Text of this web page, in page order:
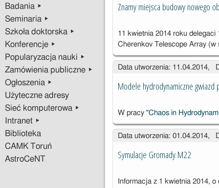
Badania ▸
Seminaria ▸
Szkoła doktorska ▸
Konferencje ▸
Popularyzacja nauki ▸
Zamówienia publiczne ▸
Ogłoszenia ▸
Użyteczne adresy
Sieć komputerowa ▸
Intranet ▸
Biblioteka
CAMK Toruń
AstroCeNT
Znamy miejsca budowy nowego
11 kwietnia 2014 roku delegaci
Cherenkov Telescope Array
Data utworzenia: 11.04.2014,
Modele hydrodynamiczne gwiazd
W pracy"Chaos in
Data utworzenia: 01.04.2014,
Symulacje Gromady M22
Informacja z 1 kwietnia 2014,